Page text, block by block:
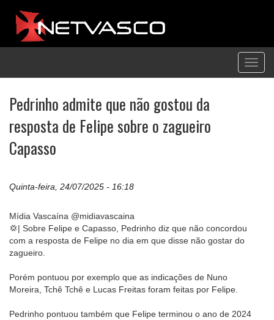
Pedrinho admite que não gostou da
resposta de Felipe sobre o zagueiro
Capasso
Quinta-feira, 24/07/2025 - 16:18
Mídia Vascaína @midiavascaina
💢| Sobre Felipe e Capasso, Pedrinho diz que não concordou
com a resposta de Felipe no dia em que disse não gostar do
zagueiro.
Porém pontuou por exemplo que as indicações de Nuno
Moreira, Tchê Tchê e Lucas Freitas foram feitas por Felipe.
Pedrinho pontuou também que Felipe terminou o ano de 2024